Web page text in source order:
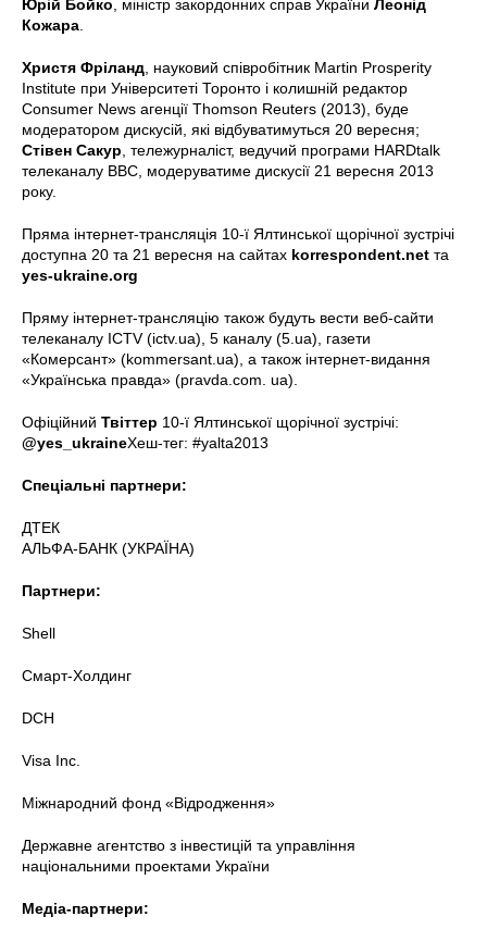
Юрій Бойко , міністр закордонних справ України Леонід
Кожара
Христя Фріланд , науковий співробітник Martin Prosperity
Institute при Університеті Торонто і колишній редактор
Consumer News агенції Thomson Reuters (2013), буде
модератором дискусій, які відбуватимуться 20 вересня;
Стівен Сакур , тележурналіст, ведучий програми HARDtalk
телеканалу BBC, модеруватиме дискусії 21 вересня 2013
року.
Пряма інтернет-трансляція 10-ї Ялтинської щорічної зустрічі
доступна 20 та 21 вересня на сайтах korrespondent.net та
yes-ukraine.org
Пряму інтернет-трансляцію також будуть вести веб-сайти
телеканалу ICTV (ictv.ua), 5 каналу (5.ua), газети
«Комерсант» (kommersant.ua), а також інтернет-видання
«Українська правда» (pravda.com. ua).
Офіційний Твіттер 10-ї Ялтинської щорічної зустрічі:
@yes_ukraineХеш-тег: #yalta2013
Спеціальні партнери:
ДТЕК
АЛЬФА-БАНК (УКРАЇНА)
Партнери:
Shell
Смарт-Холдинг
DCH
Visa Inc.
Міжнародний фонд «Відродження»
Державне агентство з інвестицій та управління
національними проектами України
Медіа-партнери: